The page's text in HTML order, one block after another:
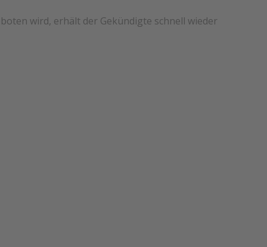
wird, erhält der Gekündigte schnell wieder